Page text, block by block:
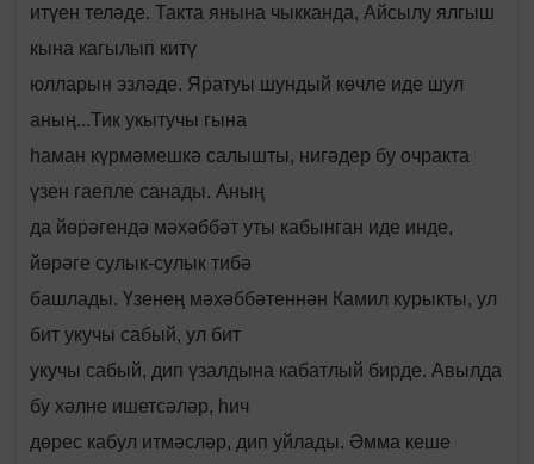
итүен теләде. Такта янына чыкканда, Айсылу ялгыш
кына кагылып китү
юлларын эзләде. Яратуы шундый көчле иде шул
аның...Тик укытучы гына
һаман күрмәмешкә салышты, нигәдер бу очракта
үзен гаепле санады. Аның
да йөрәгендә мәхәббәт уты кабынган иде инде,
йөрәге сулык-сулык тибә
башлады. Үзенең мәхәббәтеннән Камил курыкты, ул
бит укучы сабый, ул бит
укучы сабый, дип үзалдына кабатлый бирде. Авылда
бу хәлне ишетсәләр, һич
дөрес кабул итмәсләр, дип уйлады. Әмма кеше